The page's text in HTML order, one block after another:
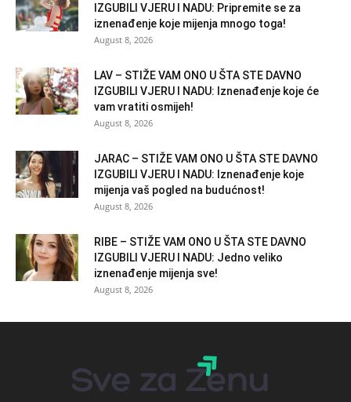
IZGUBILI VJERU I NADU: Pripremite se za
iznenađenje koje mijenja mnogo toga!
August 8, 2026
LAV – STIŽE VAM ONO U ŠTA STE DAVNO
IZGUBILI VJERU I NADU: Iznenađenje koje će
vam vratiti osmijeh!
August 8, 2026
JARAC – STIŽE VAM ONO U ŠTA STE DAVNO
IZGUBILI VJERU I NADU: Iznenađenje koje
mijenja vaš pogled na budućnost!
August 8, 2026
RIBE – STIŽE VAM ONO U ŠTA STE DAVNO
IZGUBILI VJERU I NADU: Jedno veliko
iznenađenje mijenja sve!
August 8, 2026